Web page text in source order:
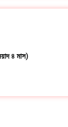
৪ মাস)